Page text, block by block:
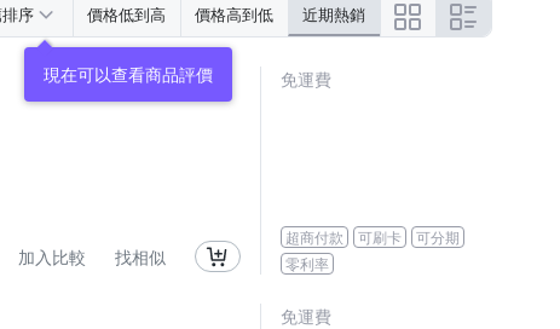
序 價格低到高 價格高到低 近期熱銷
現在可以查看商品評價
加入比較 找相似
免運費
超商付款 可刷卡
可分期
零利率
免運費